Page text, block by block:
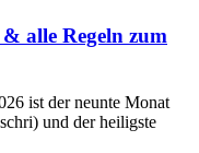
alle Regeln zum
ist der neunte Monat
und der heiligste